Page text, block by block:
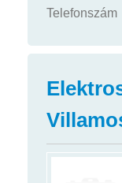
Telefonszám